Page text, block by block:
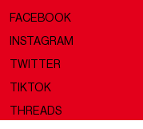
FACEBOOK
INSTAGRAM
TWITTER
TIKTOK
THREADS